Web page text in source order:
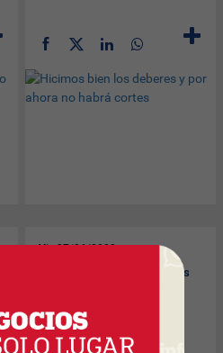
Vie27/06/2008
Movistar trae a Uruguay los